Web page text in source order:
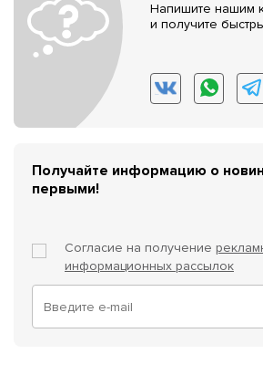
Напишите нашим
и получите
Получайте информацию о
первыми!
Согласие на получение
информационных рассылок